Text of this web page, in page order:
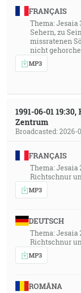
FRANÇAIS
Thema: Jesaia
Sehern, zu
missratenen
nicht
MP3
1991-06-01
Zentrum
Broadcasted: 2026-
FRANÇAIS
Thema: Jesaia
Richtschnur
MP3
DEUTSCH
Thema: Jesaia
Richtschnur
MP3
ROMÂNA